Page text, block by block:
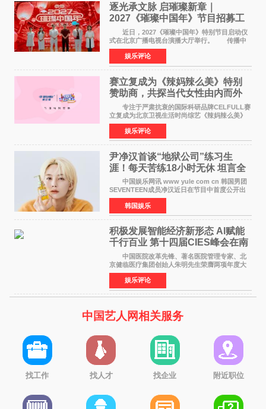
逐光承文脉 启璀璨新章｜
2027《璀璨中国年》节目招募工
作圆满启动
近日，2027《璀璨中国年》特别节目启动仪
式在北京广播电视台演播大厅举行。 传播中
华优秀传统文化，弘扬纯正国风艺术，打造高规
格、高质感、正能量的文艺盛典，是璀璨中国年
矢志不渝的初心
娱乐评论
赛立复成为《辣妈辣么美》特别
赞助商，共探当代女性由内而外
活力美
专注于严肃抗衰的国际科研品牌CELFULL赛
立复成为北京卫视生活时尚综艺《辣妈辣么美》
的特别赞助商,明星辣妈袁咏仪倾情参与，向广大
都市女性传递健康生活新主张，寄语当代女性在
家庭与自我之间
娱乐评论
尹净汉首谈“地狱公司”练习生
涯！每天苦练18小时无休 坦言全
靠成员撑过来
中国娱乐网讯 www yule com cn 韩国男团
SEVENTEEN成员净汉近日在节目中首度公开出
道前的残酷练习生经历，并提及经纪公司Pledis
娱乐，引发广泛关注。 在8月2日播出的日本
TBS综艺节目《周
韩国娱乐
积极发展智能经济新形态 Al赋能
千行百业 第十四届CIES峰会在南
京盛大召开
中国医院改革先锋、著名医院管理专家、北
京健临医疗集团创始人朱明先生荣膺两项年度大
奖 2026年7月31日，盛夏金陵，长江之畔，
以重落地·真务实·强链接为主题的2026&lsquo;人
工智能+&rsquo
娱乐评论
中国艺人网相关服务
找工作 找人才 找企业 附近职位